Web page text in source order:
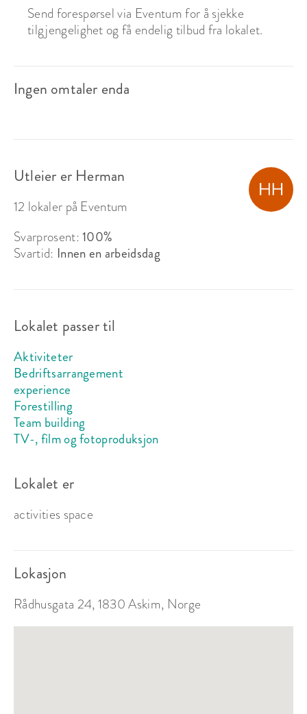
Send forespørsel via Eventum for å sjekke
tilgjengelighet og få endelig tilbud fra lokalet.
Ingen omtaler enda
Utleier er Herman
12 lokaler på Eventum
Svarprosent:100%
Svartid: Innen en arbeidsdag
Lokalet passer til
Aktiviteter
Bedriftsarrangement
experience
Forestilling
Team building
TV-, film og fotoproduksjon
Lokalet er
activities space
Lokasjon
Rådhusgata 24, 1830 Askim, Norge